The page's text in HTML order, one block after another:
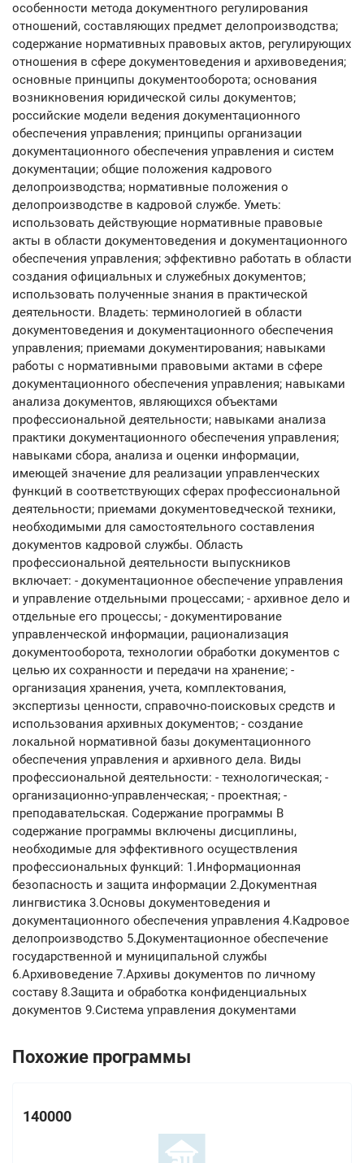
особенности метода документного регулирования
отношений, составляющих предмет делопроизводства;
содержание нормативных правовых актов, регулирующих
отношения в сфере документоведения и архивоведения;
основные принципы документооборота; основания
возникновения юридической силы документов;
российские модели ведения документационного
обеспечения управления; принципы организации
документационного обеспечения управления и систем
документации; общие положения кадрового
делопроизводства; нормативные положения о
делопроизводстве в кадровой службе. Уметь:
использовать действующие нормативные правовые
акты в области документоведения и документационного
обеспечения управления; эффективно работать в области
создания официальных и служебных документов;
использовать полученные знания в практической
деятельности. Владеть: терминологией в области
документоведения и документационного обеспечения
управления; приемами документирования; навыками
работы с нормативными правовыми актами в сфере
документационного обеспечения управления; навыками
анализа документов, являющихся объектами
профессиональной деятельности; навыками анализа
практики документационного обеспечения управления;
навыками сбора, анализа и оценки информации,
имеющей значение для реализации управленческих
функций в соответствующих сферах профессиональной
деятельности; приемами документоведческой техники,
необходимыми для самостоятельного составления
документов кадровой службы. Область
профессиональной деятельности выпускников
включает: - документационное обеспечение управления
и управление отдельными процессами; - архивное дело и
отдельные его процессы; - документирование
управленческой информации, рационализация
документооборота, технологии обработки документов с
целью их сохранности и передачи на хранение; -
организация хранения, учета, комплектования,
экспертизы ценности, справочно-поисковых средств и
использования архивных документов; - создание
локальной нормативной базы документационного
обеспечения управления и архивного дела. Виды
профессиональной деятельности: - технологическая; -
организационно-управленческая; - проектная; -
преподавательская. Содержание программы В
содержание программы включены дисциплины,
необходимые для эффективного осуществления
профессиональных функций: 1.Информационная
безопасность и защита информации 2.Документная
лингвистика 3.Основы документоведения и
документационного обеспечения управления 4.Кадровое
делопроизводство 5.Документационное обеспечение
государственной и муниципальной службы
6.Архивоведение 7.Архивы документов по личному
составу 8.Защита и обработка конфиденциальных
документов 9.Система управления документами
Похожие программы
140000